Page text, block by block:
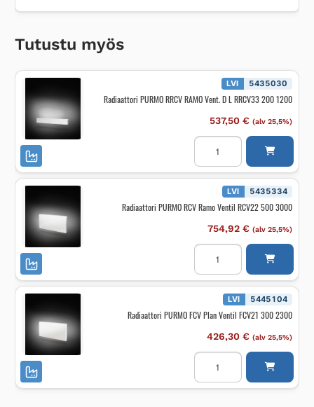
Tutustu myös
LVI 5435030
Radiaattori PURMO RRCV RAMO Vent. D L RRCV33 200 1200
537,50 € (alv 25,5%)
Radiaattori
PURMO
RAMO
Vent.
RRCV33
1200
LVI 5435334
Radiaattori PURMO RCV Ramo Ventil RCV22 500 3000
754,92 € (alv 25,5%)
Radiaattori
PURMO
Ramo
Ventil
RCV22
3000
LVI 5445104
Radiaattori PURMO FCV Plan Ventil FCV21 300 2300
426,30 € (alv 25,5%)
Radiaattori
PURMO
Plan